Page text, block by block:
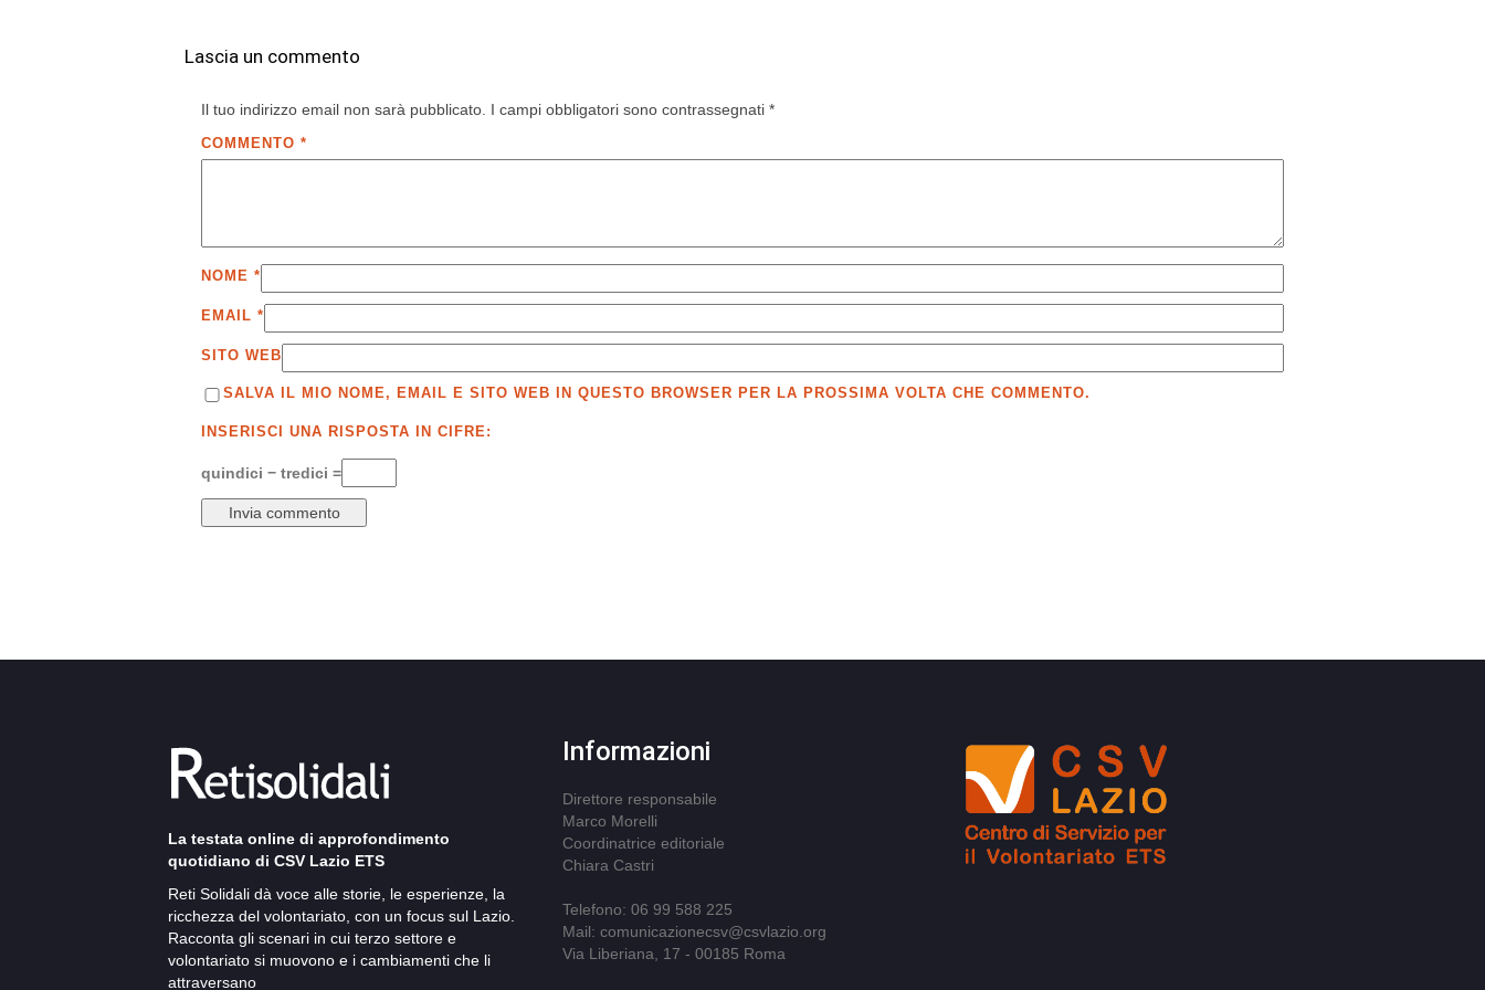
Lascia un commento
Il tuo indirizzo email non sarà pubblicato. I campi obbligatori sono contrassegnati *
COMMENTO *
NOME *
EMAIL *
SITO WEB
SALVA IL MIO NOME, EMAIL E SITO WEB IN QUESTO BROWSER PER LA PROSSIMA VOLTA CHE COMMENTO.
INSERISCI UNA RISPOSTA IN CIFRE:
quindici − tredici =
La testata online di approfondimento
quotidiano di CSV Lazio ETS
Reti Solidali dà voce alle storie, le esperienze, la
ricchezza del volontariato, con un focus sul Lazio.
Racconta gli scenari in cui terzo settore e
volontariato si muovono e i cambiamenti che li
attraversano
Informazioni
Direttore responsabile
Marco Morelli
Coordinatrice editoriale
Chiara Castri
Telefono: 06 99 588 225
Mail: comunicazionecsv@csvlazio.org
Via Liberiana, 17 - 00185 Roma